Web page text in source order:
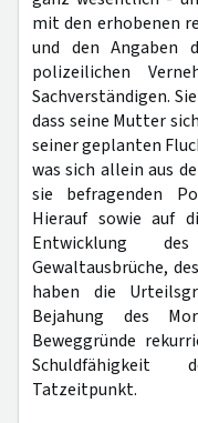
mit den erhobenen
und den Angaben
polizeilichen
Sachverständigen.
dass seine Mutter
seiner geplanten
was sich allein aus
sie befragenden
Hierauf sowie auf
Entwicklung
Gewaltausbrüche,
haben die
Bejahung des
Beweggründe
Schuldfähigkeit
Tatzeitpunkt.